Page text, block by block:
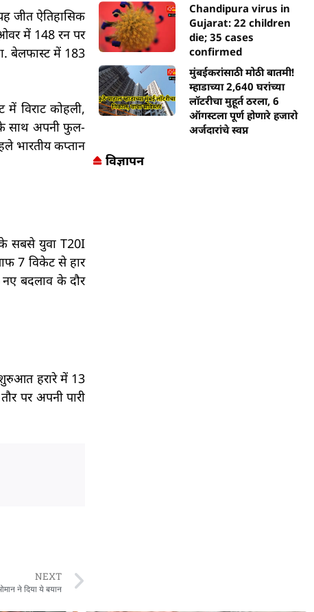
जीत ऐतिहासिक
में 148 रन पर
बेलफास्ट में 183
विराट कोहली,
साथ अपनी फुल-
भारतीय कप्तान
सबसे युवा T20I
7 विकेट से हार
नए बदलाव के दौर
हरारे में 13
पर अपनी पारी
NEXT
ने दिया ये बयान
Chandipura virus in
Gujarat: 22 children
die; 35 cases
confirmed
मुंबईकरांसाठी मोठी बातमी!
म्हाडाच्या 2,640 घरांच्या
लॉटरीचा मुहूर्त ठरला, 6
ऑगस्टला पूर्ण होणारे हजारो
अर्जदारांचे स्वप्न
विज्ञापन